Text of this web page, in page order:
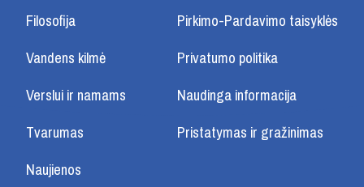
Filosofija
Vandens kilmė
Verslui ir namams
Tvarumas
Naujienos
Pirkimo-Pardavimo taisyklės
Privatumo politika
Naudinga informacija
Pristatymas ir gražinimas